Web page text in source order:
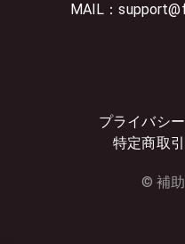
MAIL：
プライバシ
特定商取
© 補